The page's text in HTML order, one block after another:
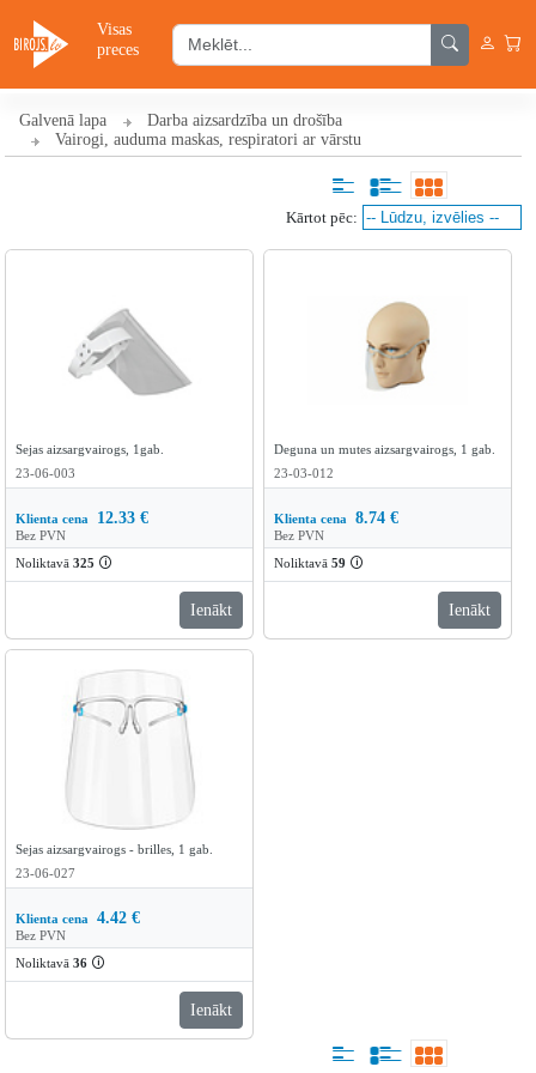
Visas
preces
Galvenā lapa
Darba aizsardzība un drošība
Vairogi, auduma maskas, respiratori ar vārstu
Kārtot pēc:
Sejas aizsargvairogs, 1gab.
23-06-003
Klienta cena 12.33 €
Bez PVN
Noliktavā 325 🛈
Ienākt
Deguna un mutes aizsargvairogs, 1 gab.
23-03-012
Klienta cena 8.74 €
Bez PVN
Noliktavā 59 🛈
Ienākt
Sejas aizsargvairogs - brilles, 1 gab.
23-06-027
Klienta cena 4.42 €
Bez PVN
Noliktavā 36 🛈
Ienākt